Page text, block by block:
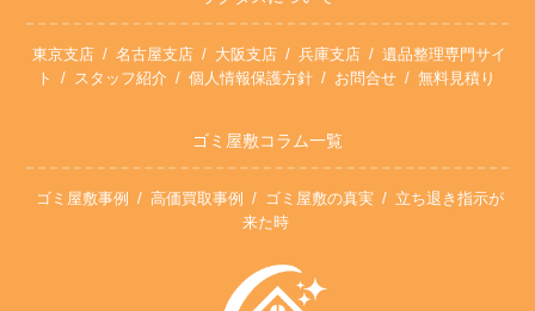
東京支店 名古屋支店 大阪支店 兵庫支店
遺品整理専門サイ
ト
スタッフ紹介 個人情報保護方針 お問合せ 無料見積り
ゴミ屋敷コラム一覧
ゴミ屋敷事例 高価買取事例 ゴミ屋敷の真実
立ち退き指示が
来た時